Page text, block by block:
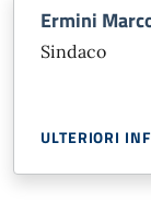
Ermini
Sindaco
ULTERIORI